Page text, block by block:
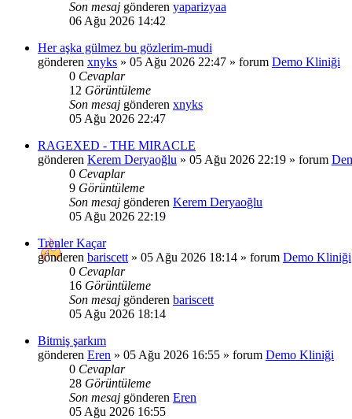
Son mesaj gönderen yaparizyaa
06 Ağu 2026 14:42
Her aşka gülmez bu gözlerim-mudi
gönderen xnyks » 05 Ağu 2026 22:47 » forum Demo Kliniği
0 Cevaplar
12 Görüntüleme
Son mesaj gönderen xnyks
05 Ağu 2026 22:47
RAGEXED - THE MIRACLE
gönderen Kerem Deryaoğlu » 05 Ağu 2026 22:19 » forum
0 Cevaplar
9 Görüntüleme
Son mesaj gönderen Kerem Deryaoğlu
05 Ağu 2026 22:19
Trenler Kaçar
gönderen bariscett » 05 Ağu 2026 18:14 » forum Demo Kliniği
0 Cevaplar
16 Görüntüleme
Son mesaj gönderen bariscett
05 Ağu 2026 18:14
Bitmiş şarkım
gönderen Eren » 05 Ağu 2026 16:55 » forum Demo Kliniği
0 Cevaplar
28 Görüntüleme
Son mesaj gönderen Eren
05 Ağu 2026 16:55